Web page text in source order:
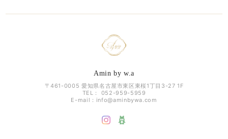
Amin by w.a
〒461-0005 愛知県名古屋市東区東桜1丁目3-27 1F
TEL： 052-959-5959
E-mail： info@aminbywa.com